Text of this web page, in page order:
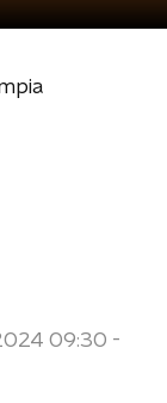
09:30 -